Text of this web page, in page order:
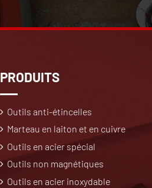
PRODUITS
Outils anti-étincelles
Marteau en laiton et en cuivre
Outils en acier spécial
Outils non magnétiques
Outils en acier inoxydable